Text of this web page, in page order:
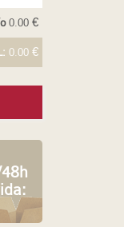
0.00 €
0.00 €